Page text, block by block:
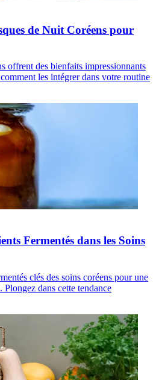
de Nuit Coréens pour
offrent des bienfaits impressionnants
les intégrer dans votre routine
Fermentés dans les Soins
clés des soins coréens pour une
Plongez dans cette tendance